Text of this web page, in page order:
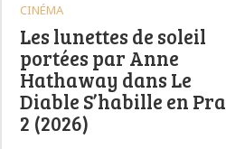
CINÉMA
Les lunettes de soleil
portées par Anne
Hathaway dans Le
Diable S’habille en
2 (2026)